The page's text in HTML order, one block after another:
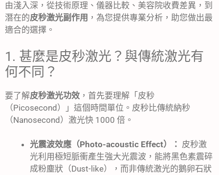
由淺入深，從技術原理、儀器比較、美容院收費差異，到
潛在的皮秒激光副作用 ，為您提供專業分析，助您做出最
適合的選擇。
1. 甚麼是皮秒激光？與傳統激光有
何不同？
要了解皮秒激光功效 ，首先要理解「皮秒
（Picosecond）」這個時間單位。皮秒比傳統納秒
（Nanosecond）激光快 1000 倍。
光震波效應（Photo-acoustic Effect）： 皮秒激
光利用極短脈衝產生強大光震波，能將黑色素震碎
成粉塵狀（Dust-like），而非傳統激光的鵝卵石狀